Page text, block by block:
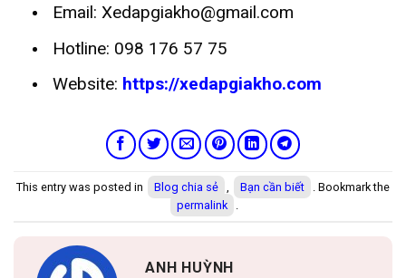
Email: Xedapgiakho@gmail.com
Hotline: 098 176 57 75
Website: https://xedapgiakho.com
This entry was posted in Blog chia sẻ Bạn cần biết
. Bookmark the
permalink
ANH HUỲNH